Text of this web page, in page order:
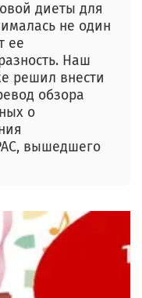
диеты для
не один
ее
Наш
решил внести
обзора
о
вышедшего